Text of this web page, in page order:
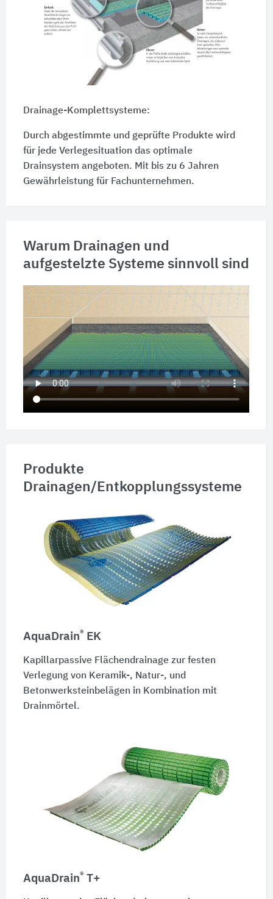
Drainage-Komplettsysteme:
Durch abgestimmte und geprüfte Produkte wird
für jede Verlegesituation das optimale
Drainsystem angeboten. Mit bis zu 6 Jahren
Gewährleistung für Fachunternehmen.
Warum Drainagen und
aufgestelzte Systeme sinnvoll sind
Produkte
Drainagen/Entkopplungssysteme
AquaDrain® EK
Kapillarpassive Flächendrainage zur festen
Verlegung von Keramik-, Natur-, und
Betonwerksteinbelägen in Kombination mit
Drainmörtel.
AquaDrain® T+